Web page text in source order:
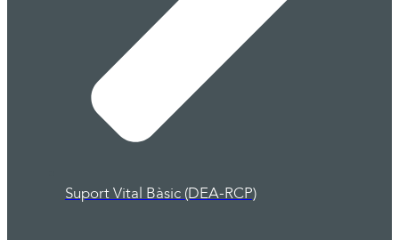
Suport Vital Bàsic (DEA-RCP)